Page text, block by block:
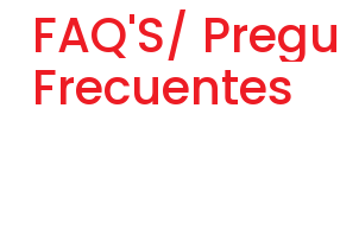
FAQ'S/
Frecuentes